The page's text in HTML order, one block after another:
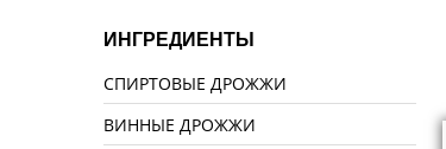
ИНГРЕДИЕНТЫ
СПИРТОВЫЕ ДРОЖЖИ
ВИННЫЕ ДРОЖЖИ